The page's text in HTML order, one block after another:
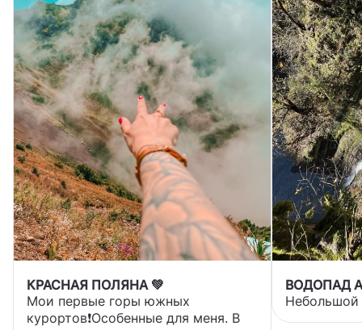
КРАСНАЯ ПОЛЯНА 💚
Мои первые горы южных
курортов❗️Особенные для меня. В
ВОДОПАД